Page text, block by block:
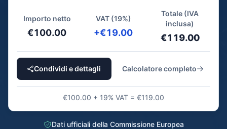
Importo netto
€100.00
VAT (19%)
+€19.00
Totale (IVA
inclusa)
€119.00
Condividi e dettagli Calcolatore completo
€100.00 + 19% VAT = €119.00
Dati ufficiali della Commissione Europea